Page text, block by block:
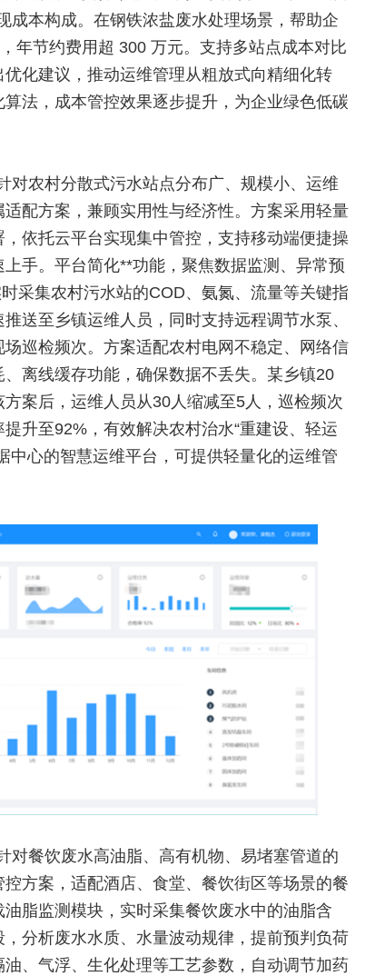
成本构成。在钢铁浓盐废水处理场景，帮助企
年节约费用超 300 万元。支持多站点成本对比
化建议，推动运维管理从粗放式向精细化转
法，成本管控效果逐步提升，为企业绿色低碳
对农村分散式污水站点分布广、规模小、运维
配方案，兼顾实用性与经济性。方案采用轻量
依托云平台实现集中管控，支持移动端便捷操
手。平台简化**功能，聚焦数据监测、异常预
采集农村污水站的COD、氨氮、流量等关键指
送至乡镇运维人员，同时支持远程调节水泵、
巡检频次。方案适配农村电网不稳定、网络信
离线缓存功能，确保数据不丢失。某乡镇20
案后，运维人员从30人缩减至5人，巡检频次
升至92%，有效解决农村治水“重建设、轻运
中心的智慧运维平台，可提供轻量化的运维管
对餐饮废水高油脂、高有机物、易堵塞管道的
方案，适配酒店、食堂、餐饮街区等场景的餐
脂监测模块，实时采集餐饮废水中的油脂含
分析废水水质、水量波动规律，提前预判负荷
、气浮、生化处理等工艺参数，自动调节加药